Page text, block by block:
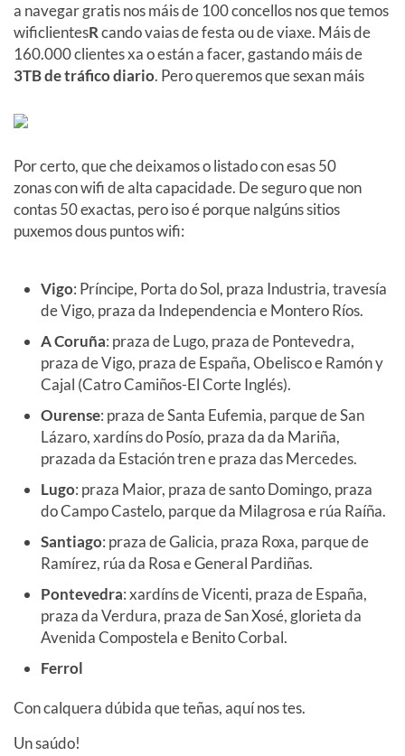
a navegar gratis nos máis de 100 concellos nos que temos
wificlientesRcando vaias de festa ou de viaxe. Máis de
160.000 clientes xa o están a facer, gastando máis de
3TB de tráfico diario. Pero queremos que sexan máis
Por certo, que che deixamos o listado con esas 50
zonas con wifi de alta capacidade. De seguro que non
contas 50 exactas, pero iso é porque nalgúns sitios
puxemos dous puntos wifi:
Vigo: Príncipe, Porta do Sol, praza Industria, travesía
de Vigo, praza da Independencia e Montero Ríos.
A Coruña: praza de Lugo, praza de Pontevedra,
praza de Vigo, praza de España, Obelisco e Ramón y
Cajal (Catro Camiños-El Corte Inglés).
Ourense: praza de Santa Eufemia, parque de San
Lázaro, xardíns do Posío, praza da da Mariña,
prazada da Estación tren e praza das Mercedes.
Lugo: praza Maior, praza de santo Domingo, praza
do Campo Castelo, parque da Milagrosa e rúa Raíña.
Santiago: praza de Galicia, praza Roxa, parque de
Ramírez, rúa da Rosa e General Pardiñas.
Pontevedra: xardíns de Vicenti, praza de España,
praza da Verdura, praza de San Xosé, glorieta da
Avenida Compostela e Benito Corbal.
Ferrol
Con calquera dúbida que teñas, aquí nos tes.
Un saúdo!